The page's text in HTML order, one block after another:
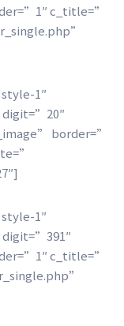
c_title=”
1″
border=”
1″
c_title=”